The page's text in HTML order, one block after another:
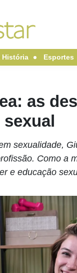
História Esportes
as
sexualidade,
Como a
e educação